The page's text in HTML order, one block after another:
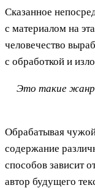
Сказанное
с материалом на
человечество
с обработкой и
Это такие
Обрабатывая
содержание
способов зависит
автор будущего